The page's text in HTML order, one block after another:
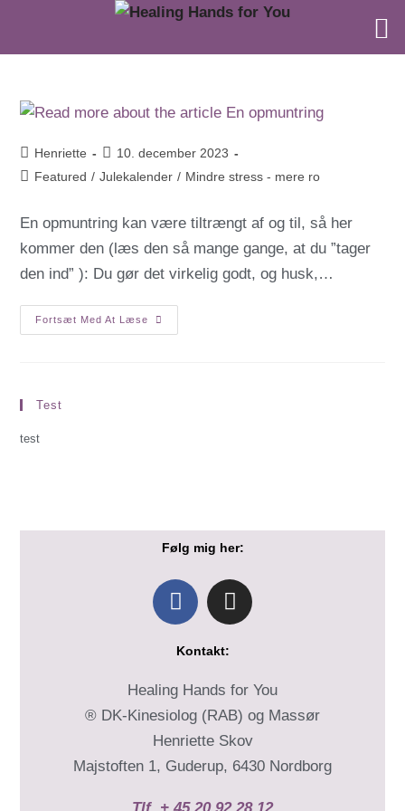
Henriette
10. december 2023
Featured / Julekalender / Mindre stress - mere ro
En opmuntring kan være tiltrængt af og til, så her
kommer den (læs den så mange gange, at du ”tager
den ind” ): Du gør det virkelig godt, og husk,…
Fortsæt Med At Læse
Test
test
Følg mig her:
Kontakt:
Healing Hands for You
® DK-Kinesiolog (RAB) og Massør
Henriette Skov
Majstoften 1, Guderup, 6430 Nordborg
Tlf. + 45 20 92 28 12